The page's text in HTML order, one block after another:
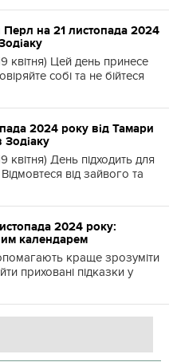
на 21 листопада 2024
квітня) Цей день принесе
собі та не бійтеся
2024 року від Тамари
Зодіаку
квітня) День підходить для
від зайвого та
2024 року:
календарем
краще зрозуміти
приховані підказки у